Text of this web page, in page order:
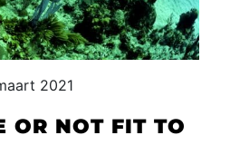
2021
OR NOT FIT TO